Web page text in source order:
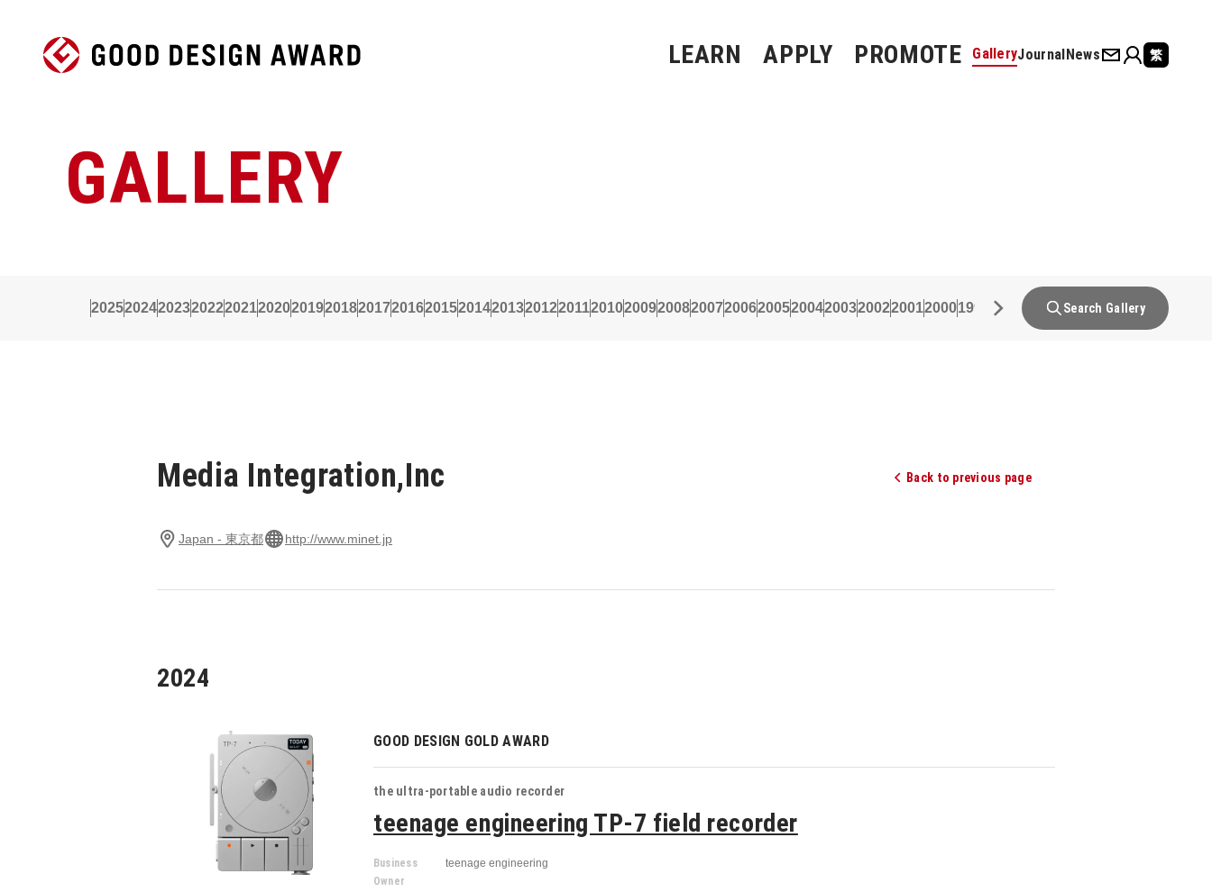
LEARN APPLY PROMOTE GalleryJournalNews 繁
GALLERY
202520242023202220212020201920182017201620152014201320122011201020092008200720062005200420032002200120001999 1998 1997199619951994 1993
Search Gallery
Media Integration,Inc Back to previous page
Japan - 東京都 http://www.minet.jp
2024
GOOD DESIGN GOLD AWARD
the ultra-portable audio recorder
teenage engineering TP-7 field recorder
Business
Owner
teenage engineering